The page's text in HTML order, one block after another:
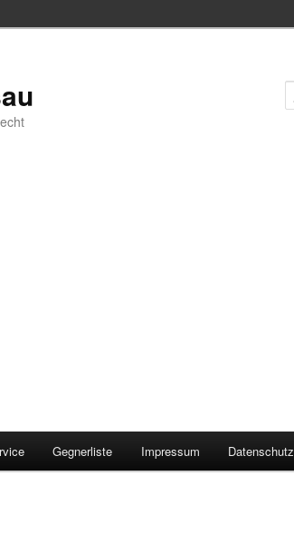
Gegnerliste Impressum Datenschutz